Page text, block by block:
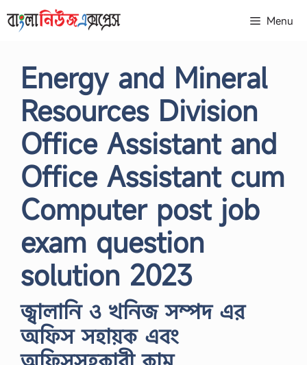
to
Menu
Energy and Mineral
Resources Division
Office Assistant and
Office Assistant cum
Computer post job
exam question
solution 2023
জ্বালানি ও খনিজ সম্পদ এর
অফিস সহায়ক এবং